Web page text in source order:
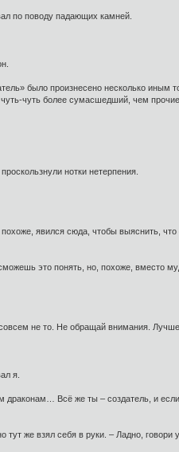
по поводу падающих камней.
было произнесено несколько
чуть более сумасшедший, чем
нотки нетерпения.
явился сюда, чтобы выяснить,
это понять, но, похоже, вместо
не то. Не обращай внимания.
я.
Всё же ты – создатель, и
же взял себя в руки. – Ладно, говори